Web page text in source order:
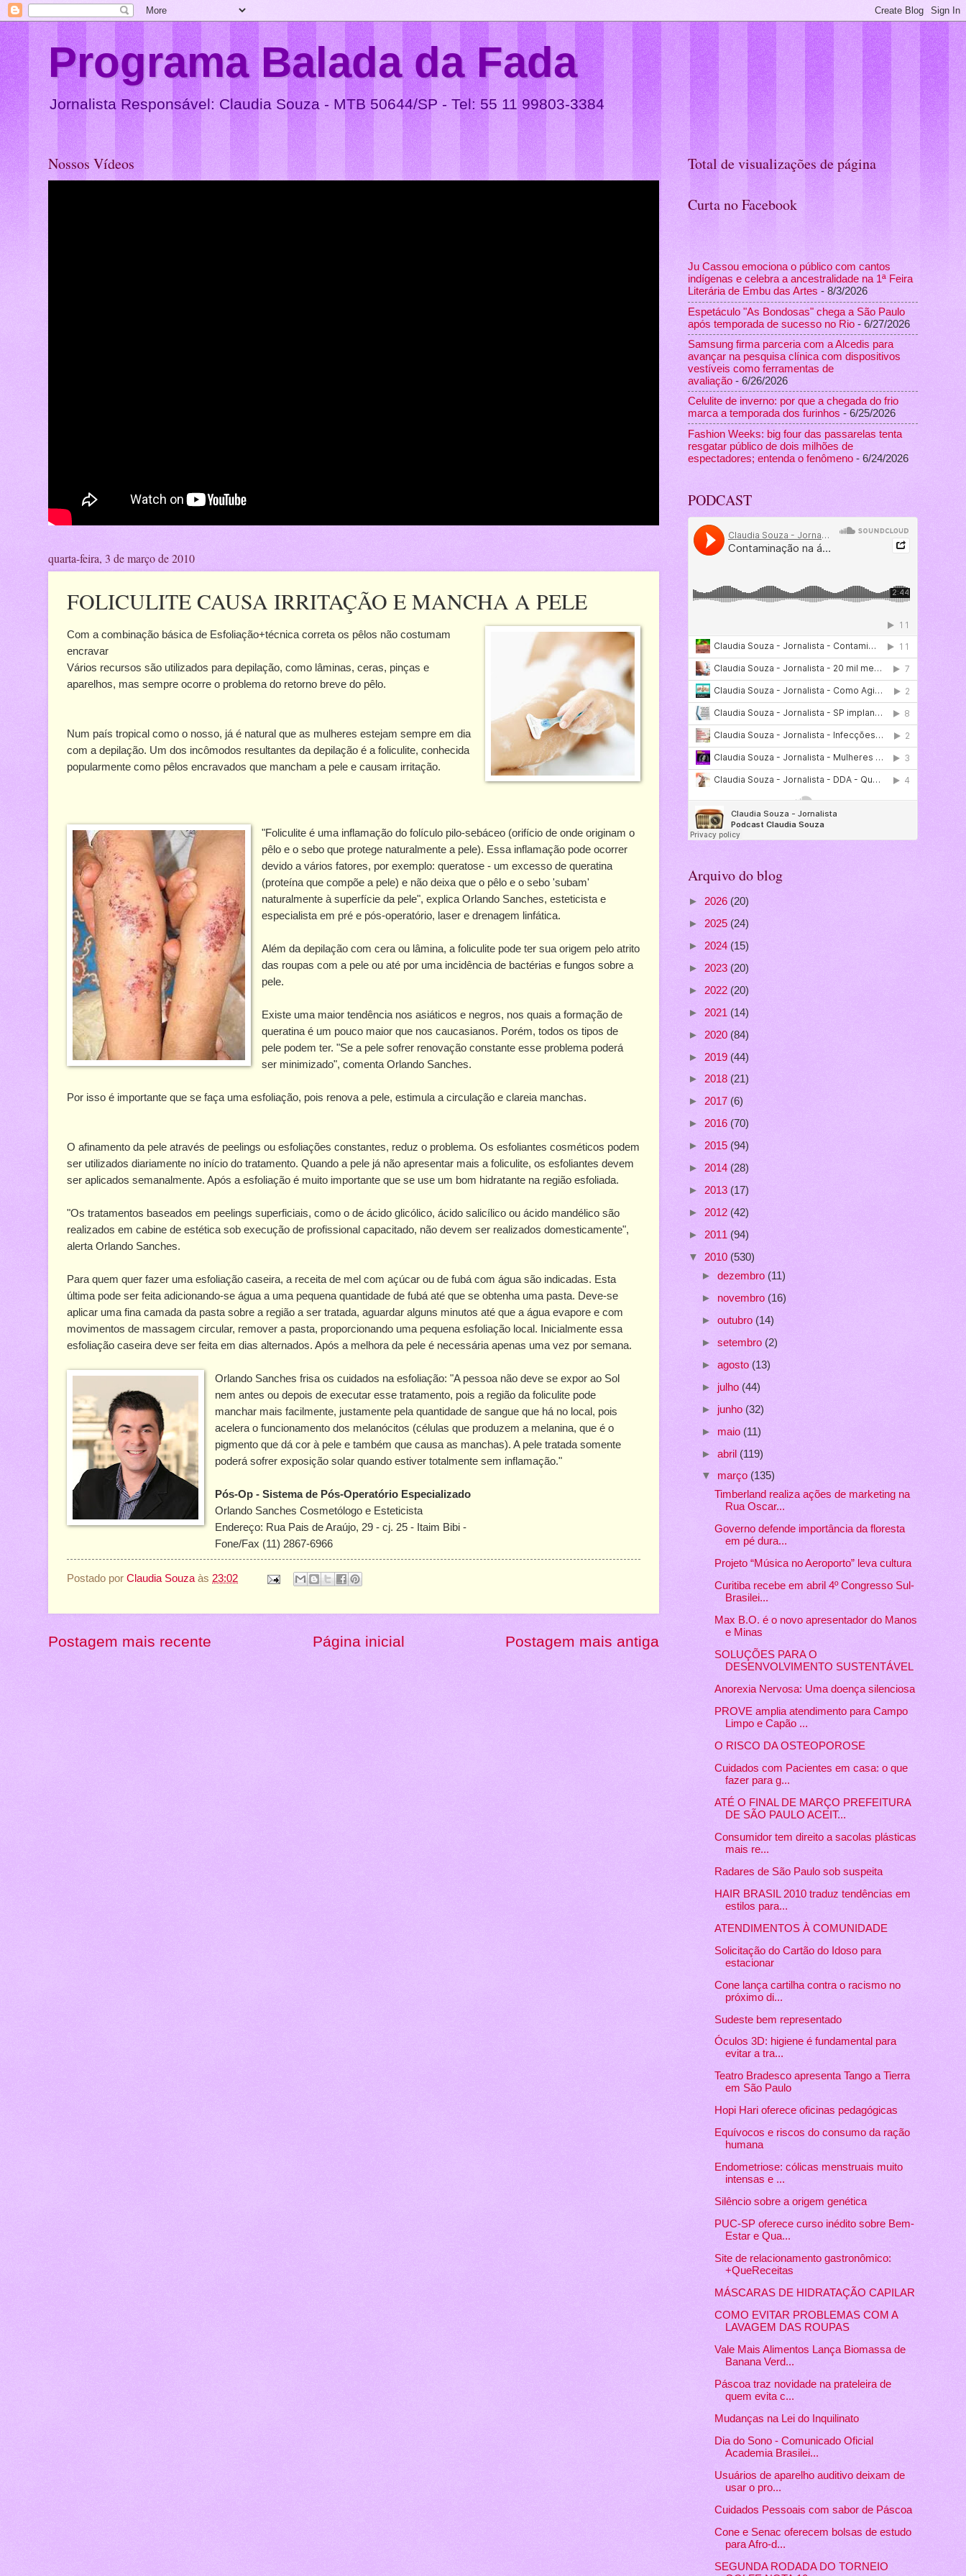
Programa Balada da Fada
Jornalista Responsável: Claudia Souza - MTB 50644/SP - Tel: 55 11 99803-3384
Nossos Vídeos
quarta-feira, 3 de março de 2010
FOLICULITE CAUSA IRRITAÇÃO E MANCHA A PELE
Com a combinação básica de Esfoliação+técnica correta os pêlos não costumam
encravar
Vários recursos são utilizados para depilação, como lâminas, ceras, pinças e
aparelhos, mas sempre ocorre o problema do retorno breve do pêlo.
Num país tropical como o nosso, já é natural que as mulheres estejam sempre em dia
com a depilação. Um dos incômodos resultantes da depilação é a foliculite, conhecida
popularmente como pêlos encravados que mancham a pele e causam irritação.
"Foliculite é uma inflamação do folículo pilo-sebáceo (orifício de onde originam o
pêlo e o sebo que protege naturalmente a pele). Essa inflamação pode ocorrer
devido a vários fatores, por exemplo: queratose - um excesso de queratina
(proteína que compõe a pele) e não deixa que o pêlo e o sebo 'subam'
naturalmente à superfície da pele", explica Orlando Sanches, esteticista e
especialista em pré e pós-operatório, laser e drenagem linfática.
Além da depilação com cera ou lâmina, a foliculite pode ter sua origem pelo atrito
das roupas com a pele ou até por uma incidência de bactérias e fungos sobre a
pele.
Existe uma maior tendência nos asiáticos e negros, nos quais a formação de
queratina é um pouco maior que nos caucasianos. Porém, todos os tipos de
pele podem ter. "Se a pele sofrer renovação constante esse problema poderá
ser minimizado", comenta Orlando Sanches.
Por isso é importante que se faça uma esfoliação, pois renova a pele, estimula a circulação e clareia manchas.
O afinamento da pele através de peelings ou esfoliações constantes, reduz o problema. Os esfoliantes cosméticos podem
ser utilizados diariamente no início do tratamento. Quando a pele já não apresentar mais a foliculite, os esfoliantes devem
ser aplicados semanalmente. Após a esfoliação é muito importante que se use um bom hidratante na região esfoliada.
"Os tratamentos baseados em peelings superficiais, como o de ácido glicólico, ácido salicílico ou ácido mandélico são
realizados em cabine de estética sob execução de profissional capacitado, não devem ser realizados domesticamente",
alerta Orlando Sanches.
Para quem quer fazer uma esfoliação caseira, a receita de mel com açúcar ou de fubá com água são indicadas. Esta
última pode ser feita adicionando-se água a uma pequena quantidade de fubá até que se obtenha uma pasta. Deve-se
aplicar uma fina camada da pasta sobre a região a ser tratada, aguardar alguns minutos até que a água evapore e com
movimentos de massagem circular, remover a pasta, proporcionando uma pequena esfoliação local. Inicialmente essa
esfoliação caseira deve ser feita em dias alternados. Após a melhora da pele é necessária apenas uma vez por semana.
Orlando Sanches frisa os cuidados na esfoliação: "A pessoa não deve se expor ao Sol
nem antes ou depois de executar esse tratamento, pois a região da foliculite pode
manchar mais facilmente, justamente pela quantidade de sangue que há no local, pois
acelera o funcionamento dos melanócitos (células que produzem a melanina, que é o
pigmento que dá cor à pele e também que causa as manchas). A pele tratada somente
poderá sofrer exposição solar quando estiver totalmente sem inflamação."
Pós-Op - Sistema de Pós-Operatório Especializado
Orlando Sanches Cosmetólogo e Esteticista
Endereço: Rua Pais de Araújo, 29 - cj. 25 - Itaim Bibi -
Fone/Fax (11) 2867-6966
Postado por Claudia Souza às 23:02
Postagem mais recente Postagem mais antiga
Página inicial
Total de visualizações de página
Curta no Facebook
Ju Cassou emociona o público com cantos
indígenas e celebra a ancestralidade na 1ª Feira
Literária de Embu das Artes - 8/3/2026
Espetáculo "As Bondosas" chega a São Paulo
após temporada de sucesso no Rio - 6/27/2026
Samsung firma parceria com a Alcedis para
avançar na pesquisa clínica com dispositivos
vestíveis como ferramentas de
avaliação - 6/26/2026
Celulite de inverno: por que a chegada do frio
marca a temporada dos furinhos - 6/25/2026
Fashion Weeks: big four das passarelas tenta
resgatar público de dois milhões de
espectadores; entenda o fenômeno - 6/24/2026
PODCAST
Arquivo do blog
► 2026 (20)
► 2025 (24)
► 2024 (15)
► 2023 (20)
► 2022 (20)
► 2021 (14)
► 2020 (84)
► 2019 (44)
► 2018 (21)
► 2017 (6)
► 2016 (70)
► 2015 (94)
► 2014 (28)
► 2013 (17)
► 2012 (42)
► 2011 (94)
▼ 2010 (530)
► dezembro (11)
► novembro (16)
► outubro (14)
► setembro (2)
► agosto (13)
► julho (44)
► junho (32)
► maio (11)
► abril (119)
▼ março (135)
Timberland realiza ações de marketing na
Rua Oscar...
Governo defende importância da floresta
em pé dura...
Projeto “Música no Aeroporto” leva cultura
Curitiba recebe em abril 4º Congresso Sul-
Brasilei...
Max B.O. é o novo apresentador do Manos
e Minas
SOLUÇÕES PARA O
DESENVOLVIMENTO SUSTENTÁVEL‏
Anorexia Nervosa: Uma doença silenciosa
PROVE amplia atendimento para Campo
Limpo e Capão ...
O RISCO DA OSTEOPOROSE
Cuidados com Pacientes em casa: o que
fazer para g...
ATÉ O FINAL DE MARÇO PREFEITURA
DE SÃO PAULO ACEIT...
Consumidor tem direito a sacolas plásticas
mais re...
Radares de São Paulo sob suspeita
HAIR BRASIL 2010 traduz tendências em
estilos para...
ATENDIMENTOS À COMUNIDADE
Solicitação do Cartão do Idoso para
estacionar
Cone lança cartilha contra o racismo no
próximo di...
Sudeste bem representado
Óculos 3D: higiene é fundamental para
evitar a tra...
Teatro Bradesco apresenta Tango a Tierra
em São Paulo
Hopi Hari oferece oficinas pedagógicas
Equívocos e riscos do consumo da ração
humana
Endometriose: cólicas menstruais muito
intensas e ...
Silêncio sobre a origem genética
PUC-SP oferece curso inédito sobre Bem-
Estar e Qua...
Site de relacionamento gastronômico:
+QueReceitas
MÁSCARAS DE HIDRATAÇÃO CAPILAR
COMO EVITAR PROBLEMAS COM A
LAVAGEM DAS ROUPAS
Vale Mais Alimentos Lança Biomassa de
Banana Verd...
Páscoa traz novidade na prateleira de
quem evita c...
Mudanças na Lei do Inquilinato
Dia do Sono - Comunicado Oficial
Academia Brasilei...
Usuários de aparelho auditivo deixam de
usar o pro...
Cuidados Pessoais com sabor de Páscoa
Cone e Senac oferecem bolsas de estudo
para Afro-d...
SEGUNDA RODADA DO TORNEIO